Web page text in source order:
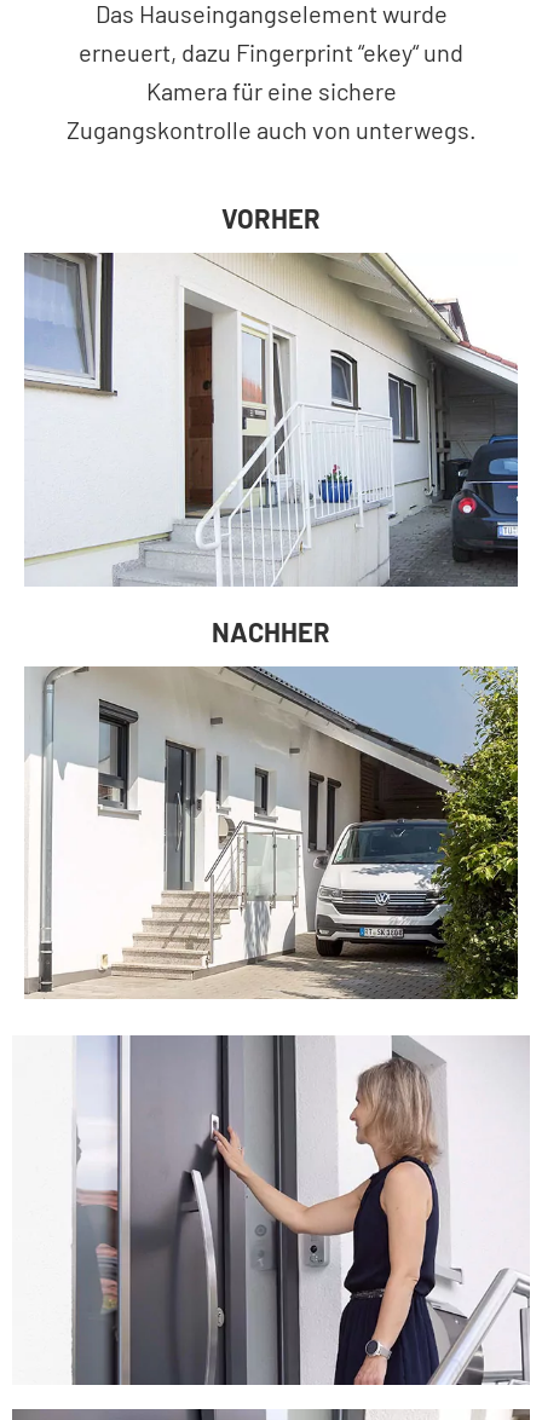
Das Hauseingangselement wurde
erneuert, dazu Fingerprint “ekey“ und
Kamera für eine sichere
Zugangskontrolle auch von unterwegs.
VORHER
NACHHER